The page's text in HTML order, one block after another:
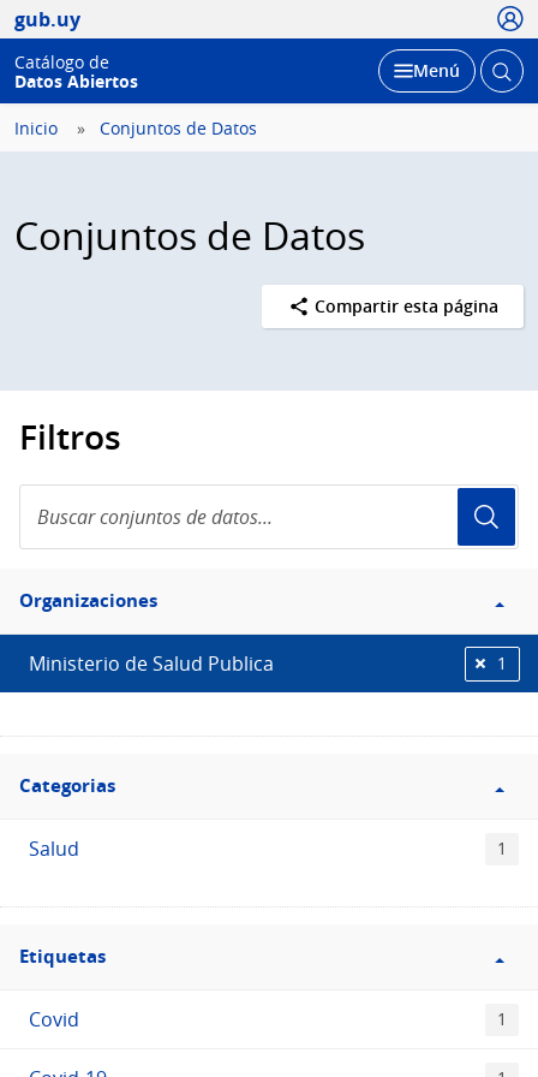
gub.uy
Catálogo de
Datos Abiertos
Desplegar
Menú Abrir
Inicio Conjuntos de Datos
Conjuntos de Datos
Compartir esta página
Filtros
conjuntos
de
Filtro
Organizaciones
Organizaciones
Ministerio de Salud Publica 1
Filtro
Categorias
Categorias
Salud 1
Filtro
Etiquetas
Etiquetas
Covid 1